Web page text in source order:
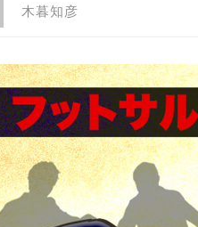
木暮知彦